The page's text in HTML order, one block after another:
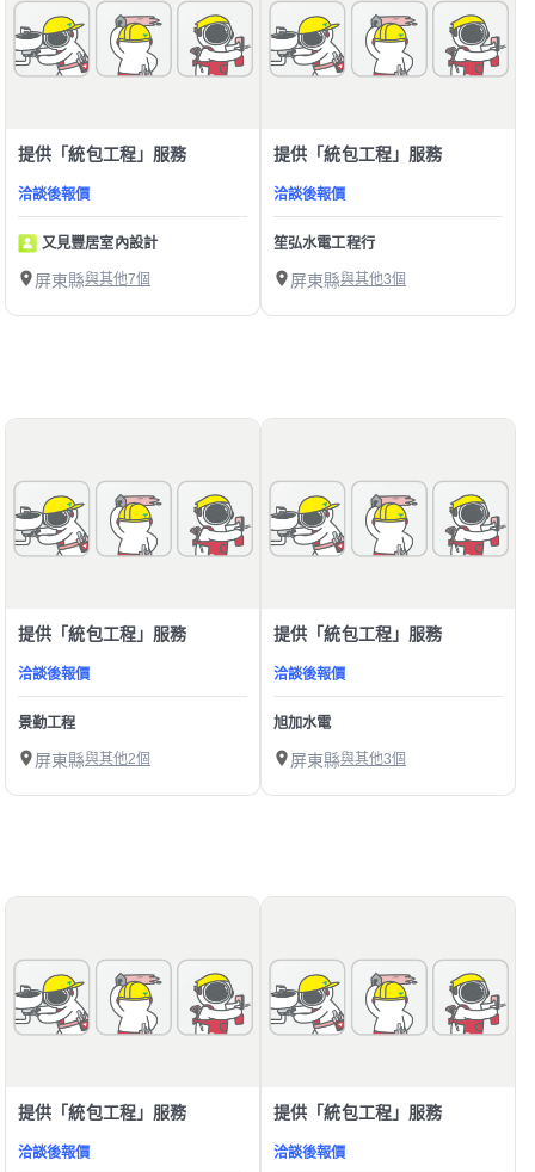
提供「統包工程」服務
洽談後報價
又見豐居室內設計
屏東縣與其他7個
提供「統包工程」服務
洽談後報價
笙弘水電工程行
屏東縣與其他3個
提供「統包工程」服務
洽談後報價
景勤工程
屏東縣與其他2個
提供「統包工程」服務
洽談後報價
旭加水電
屏東縣與其他3個
提供「統包工程」服務
洽談後報價
提供「統包工程」服務
洽談後報價